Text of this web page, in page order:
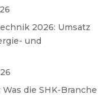
2026: Umsatz
und
die SHK-Branche